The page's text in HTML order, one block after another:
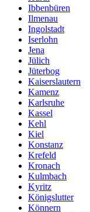
Ibbenbüren
Ilmenau
Ingolstadt
Iserlohn
Jena
Jülich
Jüterbog
Kaiserslautern
Kamenz
Karlsruhe
Kassel
Kehl
Kiel
Konstanz
Krefeld
Kronach
Kulmbach
Kyritz
Königslutter
Könnern